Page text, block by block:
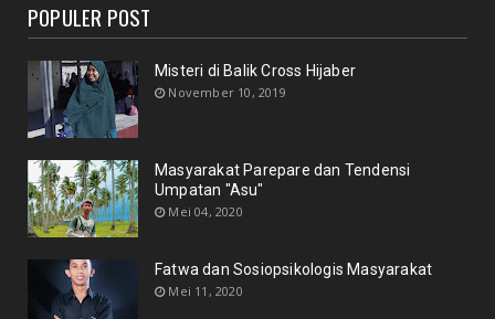
POPULER POST
Misteri di Balik Cross Hijaber
November 10, 2019
Masyarakat Parepare dan Tendensi
Umpatan "Asu"
Mei 04, 2020
Fatwa dan Sosiopsikologis Masyarakat
Mei 11, 2020